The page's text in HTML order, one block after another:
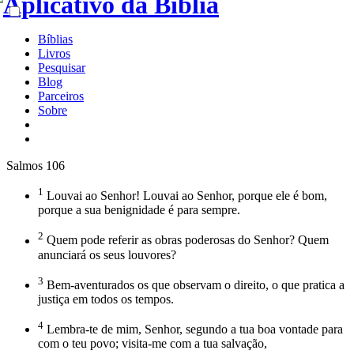
Bíblias
Livros
Pesquisar
Blog
Parceiros
Sobre
Salmos 106
1 Louvai ao Senhor! Louvai ao Senhor, porque ele é bom,
porque a sua benignidade é para sempre.
2 Quem pode referir as obras poderosas do Senhor? Quem
anunciará os seus louvores?
3 Bem-aventurados os que observam o direito, o que pratica a
justiça em todos os tempos.
4 Lembra-te de mim, Senhor, segundo a tua boa vontade para
com o teu povo; visita-me com a tua salvação,